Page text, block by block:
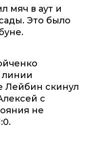
мяч в аут и
Это было
линии
Лейбин скинул
с
не